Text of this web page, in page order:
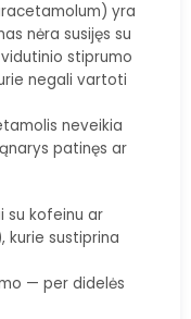
yra
nėra susijęs su
stiprumo
negali vartoti
neveikia
patinęs ar
su kofeinu ar
kurie sustiprina
— per didelės